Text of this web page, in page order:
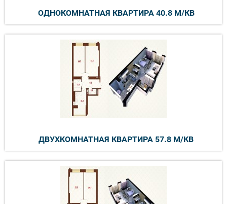
ОДНОКОМНАТНАЯ КВАРТИРА 40.8 М/КВ
ДВУХКОМНАТНАЯ КВАРТИРА 57.8 М/КВ